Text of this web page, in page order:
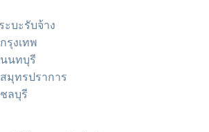
บะรับจ้าง
รุงเทพ
นนทบุรี
มุทรปราการ
ลบุรี